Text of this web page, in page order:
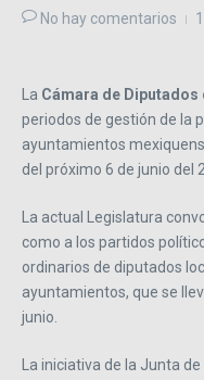
No hay comentarios
La Cámara de
periodos de gestión de la
ayuntamientos
del próximo 6 de junio del
La actual Legislatura
como a los partidos
ordinarios de diputados
ayuntamientos, que se
junio.
La iniciativa de la Junta